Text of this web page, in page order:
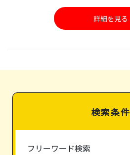
詳細を見る
検索条件
フリーワード検索